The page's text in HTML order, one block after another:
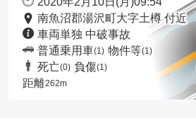
南魚沼郡湯沢町大字土樽 付近
車両単独 中破事故
普通乗用車(1) 物件等(1)
死亡(0) 負傷(1)
距離262m